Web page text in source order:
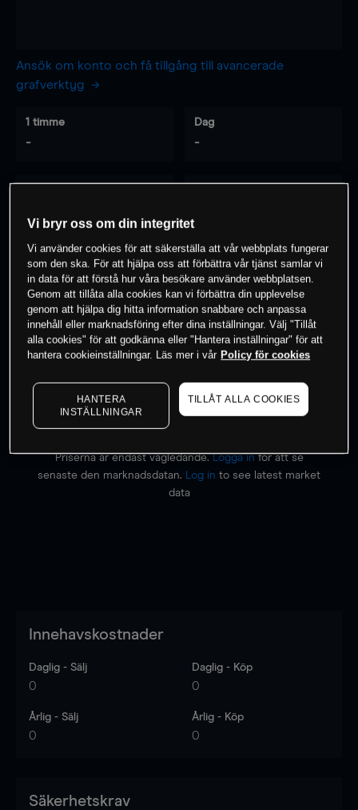
Ansök om konto och få tillgång till avancerade
grafverktyg
1 timme
-
Dag
-
0% av kunderna har en position i detta
instrument
Börja handla
Priserna är endast vägledande.Logga inför att se
senaste den marknadsdatan.
Log in to see latest market
data
Innehavskostnader
Daglig - Sälj
0
Daglig - Köp
0
Årlig - Sälj
0
Årlig - Köp
0
Säkerhetskrav
Vi bryr oss om din integritet
Vi använder cookies för att säkerställa att vår webbplats fungerar
som den ska. För att hjälpa oss att förbättra vår tjänst samlar vi
in data för att förstå hur våra besökare använder webbplatsen.
Genom att tillåta alla cookies kan vi förbättra din upplevelse
genom att hjälpa dig hitta information snabbare och anpassa
innehåll eller marknadsföring efter dina inställningar. Välj "Tillåt
alla cookies" för att godkänna eller "Hantera inställningar" för att
hantera cookieinställningar. Läs mer i vår Policy för cookies
HANTERA
INSTÄLLNINGAR
TILLÅT ALLA COOKIES